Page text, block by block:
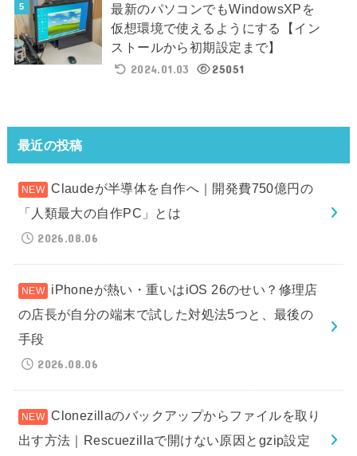
最新のパソコンでもWindowsXPを
仮想環境で使えるようにする【イン
ストールから初期設定まで】
2024.01.03
25051
最近の投稿
Claudeが半導体を自作へ｜開発費750億円の
「人類最大の自作PC」とは
2026.08.06
iPhoneが熱い・重いはiOS 26のせい？修理店
の店長が自分の端末で試した対処法5つと、最後の
手段
2026.08.06
Clonezillaのバックアップからファイルを取り
出す方法｜Rescuezillaで開けない原因とgzip設定